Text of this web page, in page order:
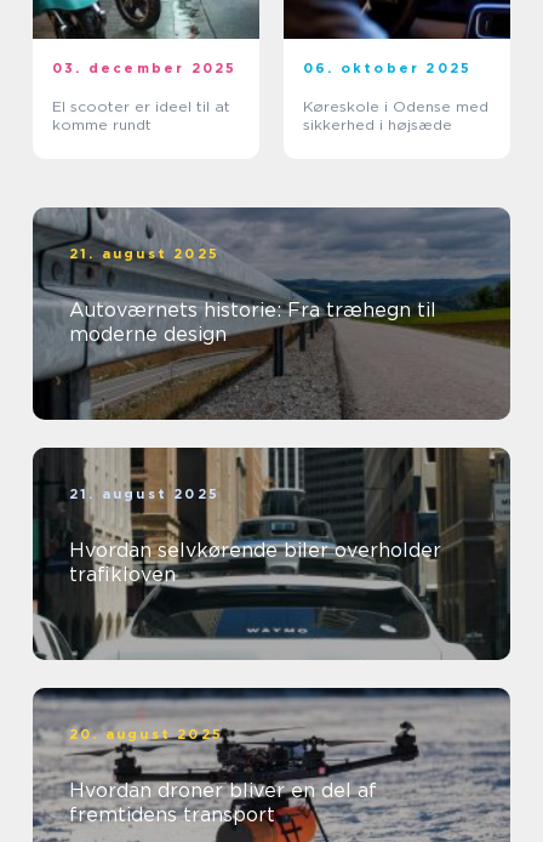
03. december 2025
El scooter er ideel til at
komme rundt
06. oktober 2025
Køreskole i Odense med
sikkerhed i højsæde
21. august 2025
Autoværnets historie: Fra træhegn til
moderne design
21. august 2025
Hvordan selvkørende biler overholder
trafikloven
20. august 2025
Hvordan droner bliver en del af
fremtidens transport